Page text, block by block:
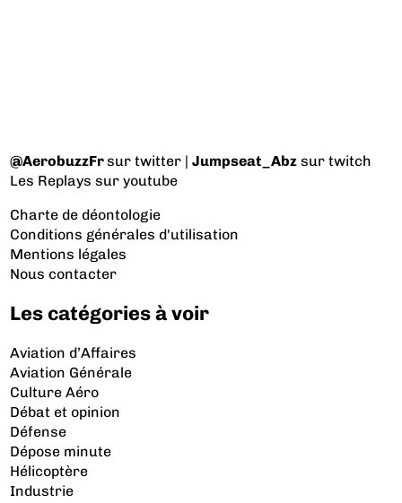
@AerobuzzFrsur twitter |Jumpseat_Abz sur twitch
Les Replays sur youtube
Charte de déontologie
Conditions générales d'utilisation
Mentions légales
Nous contacter
Les catégories à voir
Aviation d’Affaires
Aviation Générale
Culture Aéro
Débat et opinion
Défense
Dépose minute
Hélicoptère
Industrie